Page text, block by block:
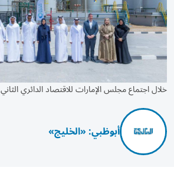
خلال اجتماع مجلس الإمارات للاقتصاد الدائري الثاني
أبوظبي: «الخليج»